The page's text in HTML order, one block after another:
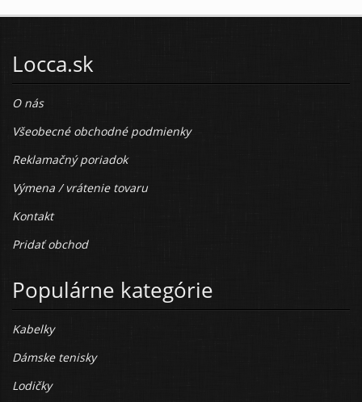
Locca.sk
O nás
Všeobecné obchodné podmienky
Reklamačný poriadok
Výmena / vrátenie tovaru
Kontakt
Pridať obchod
Populárne kategórie
Kabelky
Dámske tenisky
Lodičky